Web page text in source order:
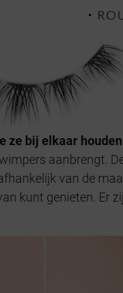
ze bij elkaar houden
aanbrengt.
van de
kunt genieten. Er